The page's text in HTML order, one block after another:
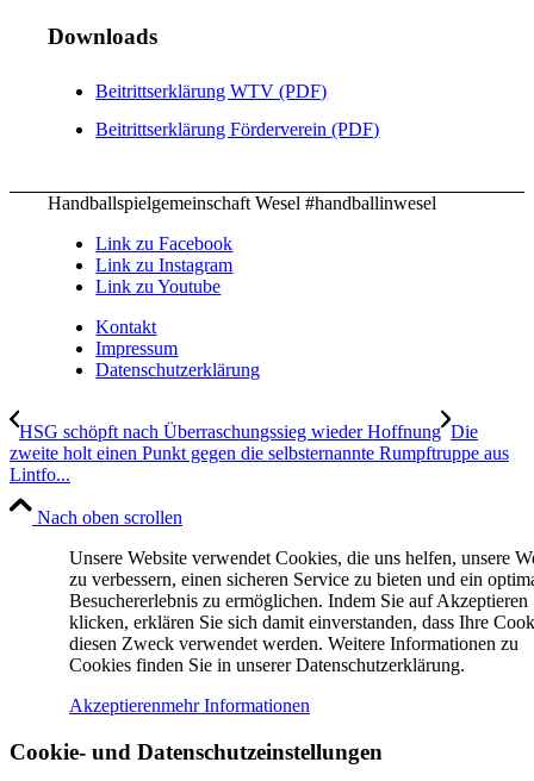
Downloads
Beitrittserklärung WTV (PDF)
Beitrittserklärung Förderverein (PDF)
Handballspielgemeinschaft Wesel #handballinwesel
Link zu Facebook
Link zu Instagram
Link zu Youtube
Kontakt
Impressum
Datenschutzerklärung
HSG schöpft nach Über­ra­schungs­sieg wie­der Hoff­nung Die
zweite holt einen Punkt gegen die selbsternannte Rumpftruppe aus
Lintfo...
Nach oben scrollen
Unsere Website verwendet Cookies, die uns helfen, unsere
zu verbessern, einen sicheren Service zu bieten und ein
Besuchererlebnis zu ermöglichen. Indem Sie auf Akzeptieren
klicken, erklären Sie sich damit einverstanden, dass Ihre
diesen Zweck verwendet werden. Weitere Informationen zu
Cookies finden Sie in unserer Datenschutzerklärung.
Akzeptierenmehr Informationen
Cookie- und Datenschutzeinstellungen